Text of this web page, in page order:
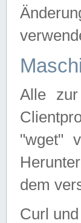
Alle zur
"wget"
dem
Curl